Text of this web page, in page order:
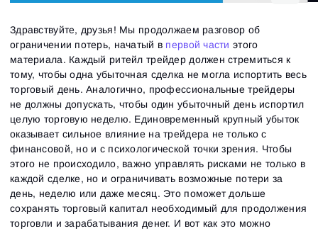
Здравствуйте, друзья! Мы продолжаем разговор об
ограничении потерь, начатый в первой части этого
материала. Каждый ритейл трейдер должен стремиться к
тому, чтобы одна убыточная сделка не могла испортить весь
торговый день. Аналогично, профессиональные трейдеры
не должны допускать, чтобы один убыточный день испортил
целую торговую неделю. Единовременный крупный убыток
оказывает сильное влияние на трейдера не только с
финансовой, но и с психологической точки зрения. Чтобы
этого не происходило, важно управлять рисками не только в
каждой сделке, но и ограничивать возможные потери за
день, неделю или даже месяц. Это поможет дольше
сохранять торговый капитал необходимый для продолжения
торговли и зарабатывания денег. И вот как это можно